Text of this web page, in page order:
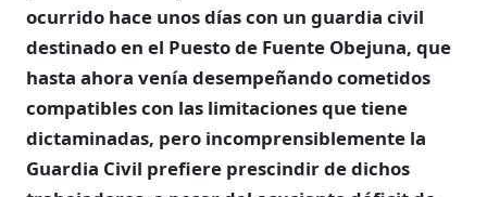
ocurrido hace unos días con un guardia civil
destinado en el Puesto de Fuente Obejuna, que
hasta ahora venía desempeñando cometidos
compatibles con las limitaciones que tiene
dictaminadas, pero incomprensiblemente la
Guardia Civil prefiere prescindir de dichos